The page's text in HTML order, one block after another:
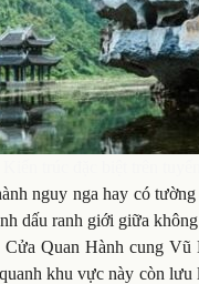
nguy nga hay có
dấu ranh giới giữa
Quan Hành cung
khu vực này còn